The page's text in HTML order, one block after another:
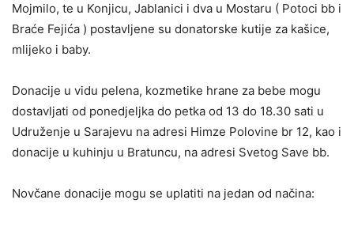
Mojmilo, te u Konjicu, Jablanici i dva u Mostaru ( Potoci bb i
Braće Fejića ) postavljene su donatorske kutije za kašice,
mlijeko i baby.
Donacije u vidu pelena, kozmetike hrane za bebe mogu
dostavljati od ponedjeljka do petka od 13 do 18.30 sati u
Udruženje u Sarajevu na adresi Himze Polovine br 12, kao i
donacije u kuhinju u Bratuncu, na adresi Svetog Save bb.
Novčane donacije mogu se uplatiti na jedan od načina: